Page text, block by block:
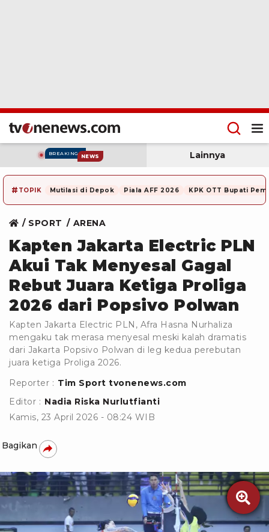
BREAKING NEWS Lainnya
# TOPIK Mutilasi di Depok Piala AFF 2026 KPK OTT Bupati
SPORT ARENA
Kapten Jakarta Electric PLN
Akui Tak Menyesal Gagal
Rebut Juara Ketiga Proliga
2026 dari Popsivo Polwan
Kapten Jakarta Electric PLN, Afra Hasna Nurhaliza
mengaku tak merasa menyesal meski kalah dramatis
dari Jakarta Popsivo Polwan di leg kedua perebutan
juara ketiga Proliga 2026.
Reporter : Tim Sport tvonenews.com
Editor : Nadia Riska Nurlutfianti
Kamis, 23 April 2026 - 08:24 WIB
Bagikan
